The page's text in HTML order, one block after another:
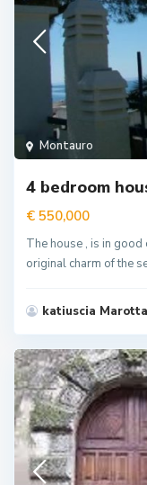
Montauro
4 bedroom
€ 550,000
The house , is in
original charm of the
katiuscia Marotta